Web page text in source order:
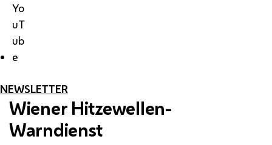
Yo
uT
ub
e
NEWSLETTER
Wiener Hitzewellen-
Warndienst